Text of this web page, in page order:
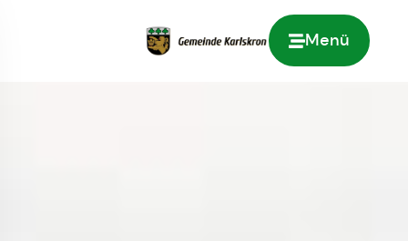
Menü